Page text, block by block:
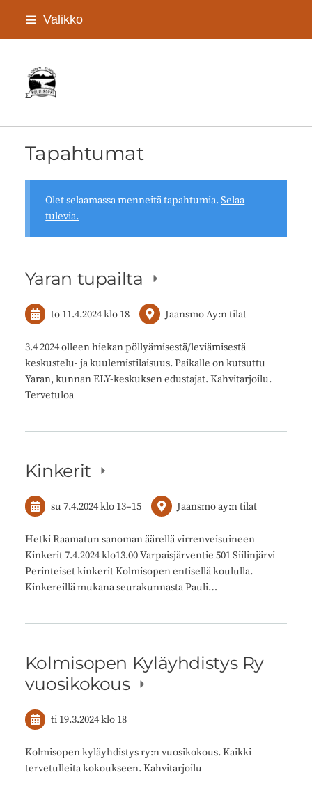
Siirry
Valikko
Kolmisopen kyläyhdistys Ry
Tapahtumat
Olet selaamassa menneitä tapahtumia.Selaa
tulevia.
Yaran tupailta
to 11.4.2024klo 18 Jaansmo Ay:n tilat
3.4 2024 olleen hiekan pöllyämisestä/leviämisestä
keskustelu- ja kuulemistilaisuus. Paikalle on kutsuttu
Yaran, kunnan ELY-keskuksen edustajat. Kahvitarjoilu.
Tervetuloa
Kinkerit
su 7.4.2024klo 13–15 Jaansmo ay:n tilat
Hetki Raamatun sanoman äärellä virrenveisuineen
Kinkerit 7.4.2024 klo13.00 Varpaisjärventie 501 Siilinjärvi
Perinteiset kinkerit Kolmisopen entisellä koululla.
Kinkereillä mukana seurakunnasta Pauli…
Kolmisopen Kyläyhdistys Ry
vuosikokous
ti 19.3.2024klo 18
Kolmisopen kyläyhdistys ry:n vuosikokous. Kaikki
tervetulleita kokoukseen. Kahvitarjoilu